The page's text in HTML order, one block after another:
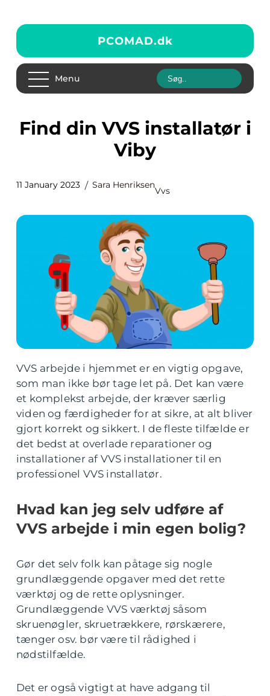
PCOMAD.dk
Menu
Find din VVS installatør i
Viby
11 January 2023 Sara Henriksen
Vvs
VVS arbejde i hjemmet er en vigtig opgave,
som man ikke bør tage let på. Det kan være
et komplekst arbejde, der kræver særlig
viden og færdigheder for at sikre, at alt bliver
gjort korrekt og sikkert. I de fleste tilfælde er
det bedst at overlade reparationer og
installationer af VVS installationer til en
professionel VVS installatør.
Hvad kan jeg selv udføre af
VVS arbejde i min egen bolig?
Gør det selv folk kan påtage sig nogle
grundlæggende opgaver med det rette
værktøj og de rette oplysninger.
Grundlæggende VVS værktøj såsom
skruenøgler, skruetrækkere, rørskærere,
tænger osv. bør være til rådighed i
nødstilfælde.
Det er også vigtigt at have adgang til